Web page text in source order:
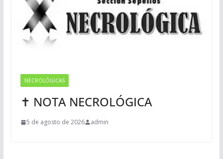
NECROLÓGICAS
✝ NOTA NECROLÓGICA
5 de agosto de 2026 admin